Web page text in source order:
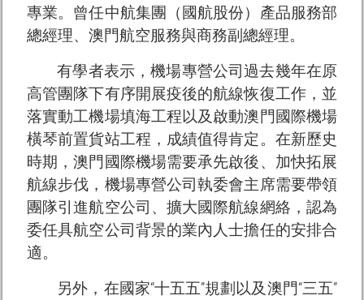
專業。曾任中航集團（國航股份）產品服務部
總經理、澳門航空服務與商務副總經理。
有學者表示，機場專營公司過去幾年在原
高管團隊下有序開展疫後的航線恢復工作，並
落實動工機場填海工程以及啟動澳門國際機場
橫琴前置貨站工程，成績值得肯定。在新歷史
時期，澳門國際機場需要承先啟後、加快拓展
航線步伐，機場專營公司執委會主席需要帶領
團隊引進航空公司、擴大國際航線網絡，認為
委任具航空公司背景的業內人士擔任的安排合
適。
另外，在國家“十五五”規劃以及澳門“三五”